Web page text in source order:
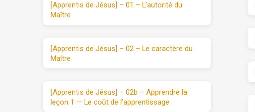
[Apprentis de Jésus] – 01 – L’autorité du
Maître
[Apprentis de Jésus] – 02 – Le caractère du
Maître
[Apprentis de Jésus] – 02b – Apprendre la
leçon 1 — Le coût de l’apprentissage